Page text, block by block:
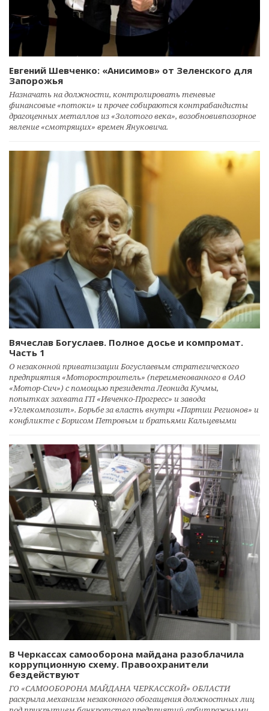
Евгений Шевченко: «Анисимов» от Зеленского для
Запорожья
Назначать на должности, контролировать теневые
финансовые «потоки» и прочее собираются контрабандисты
драгоценных металлов из «Золотого века», возобновивпозорное
явление «смотрящих» времен Януковича.
Вячеслав Богуслаев. Полное досье и компромат.
Часть 1
О незаконной приватизации Богуслаевым стратегического
предприятия «Моторостроитель» (переименованного в ОАО
«Мотор-Сич») с помощью президента Леонида Кучмы,
попытках захвата ГП «Ивченко-Прогресс» и завода
«Углекомпозит». Борьбе за власть внутри «Партии Регионов» и
конфликте с Борисом Петровым и братьями Кальцевыми
В Черкассах самооборона майдана разоблачила
коррупционную схему. Правоохранители
бездействуют
ГО «САМООБОРОНА МАЙДАНА ЧЕРКАССКОЙ» ОБЛАСТИ
раскрыла механизм незаконного обогащения должностных лиц